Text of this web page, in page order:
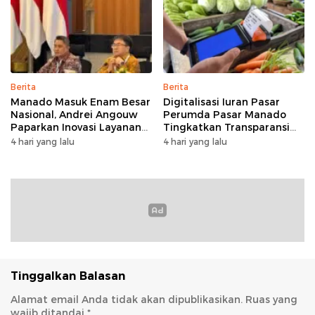
Berita
Manado Masuk Enam Besar
Nasional, Andrei Angouw
Paparkan Inovasi Layanan
Investasi di Hadapan Tim
4 hari yang lalu
Berita
Digitalisasi Iuran Pasar
Perumda Pasar Manado
Tingkatkan Transparansi
dan Tata Kelola Keuangan
4 hari yang lalu
Tinggalkan Balasan
Alamat email Anda tidak akan dipublikasikan. Ruas yang